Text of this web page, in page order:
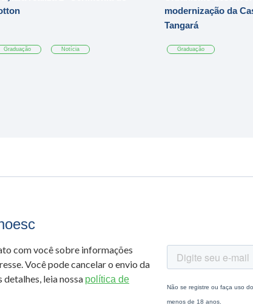
Graduação Notícia
modernização da
Tangará
Graduação
com você sobre informações
Você pode cancelar o envio da
leia nossa política de